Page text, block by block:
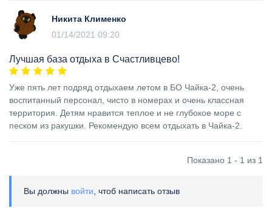
Никита Клименко
01/14/2021 09:20
Лучшая база отдыха в Счастливцево!
Уже пять лет подряд отдыхаем летом в БО Чайка-2, очень
воспитанный персонал, чисто в номерах и очень классная
территория. Детям нравится теплое и не глубокое море с
песком из ракушки. Рекомендую всем отдыхать в Чайка-2.
Показано 1 - 1 из 1
Вы должны войти , чтоб написать отзыв